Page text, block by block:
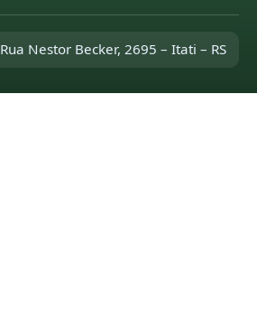
Rua Nestor Becker, 2695 – Itati – RS